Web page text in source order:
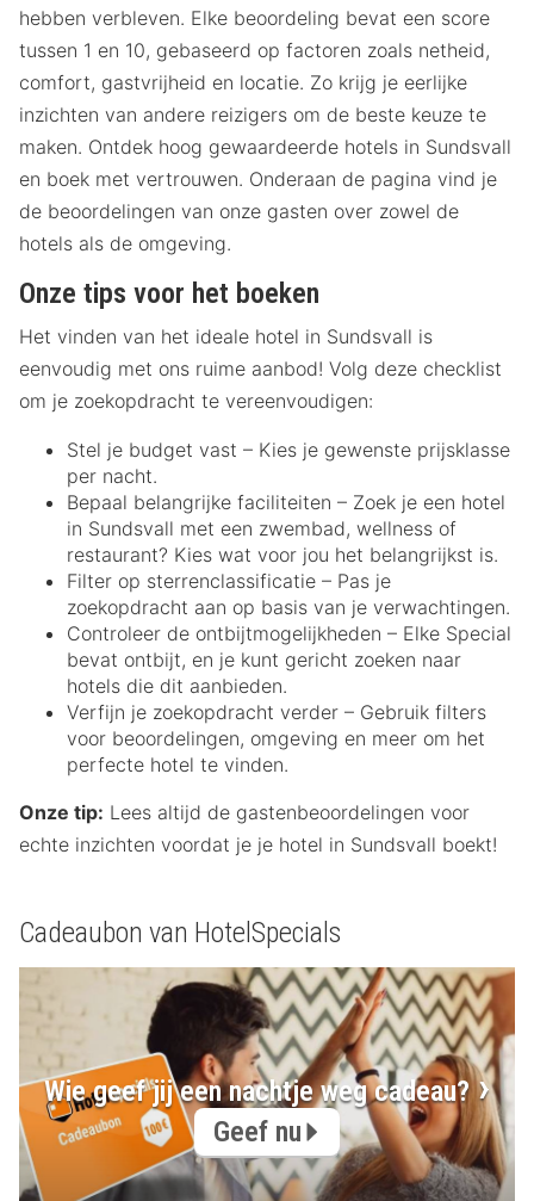
hebben verbleven. Elke beoordeling bevat een score
tussen 1 en 10, gebaseerd op factoren zoals netheid,
comfort, gastvrijheid en locatie. Zo krijg je eerlijke
inzichten van andere reizigers om de beste keuze te
maken. Ontdek hoog gewaardeerde hotels in Sundsvall
en boek met vertrouwen. Onderaan de pagina vind je
de beoordelingen van onze gasten over zowel de
hotels als de omgeving.
Onze tips voor het boeken
Het vinden van het ideale hotel in Sundsvall is
eenvoudig met ons ruime aanbod! Volg deze checklist
om je zoekopdracht te vereenvoudigen:
Stel je budget vast – Kies je gewenste prijsklasse
per nacht.
Bepaal belangrijke faciliteiten – Zoek je een hotel
in Sundsvall met een zwembad, wellness of
restaurant? Kies wat voor jou het belangrijkst is.
Filter op sterrenclassificatie – Pas je
zoekopdracht aan op basis van je verwachtingen.
Controleer de ontbijtmogelijkheden – Elke Special
bevat ontbijt, en je kunt gericht zoeken naar
hotels die dit aanbieden.
Verfijn je zoekopdracht verder – Gebruik filters
voor beoordelingen, omgeving en meer om het
perfecte hotel te vinden.
Onze tip: Lees altijd de gastenbeoordelingen voor
echte inzichten voordat je je hotel in Sundsvall boekt!
Cadeaubon van HotelSpecials
Wie geef jij een nachtje weg cadeau?
Geef nu